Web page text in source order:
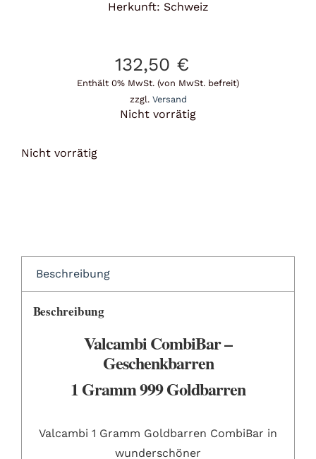
Herkunft: Schweiz
132,50 €
Enthält 0% MwSt. (von MwSt. befreit)
zzgl. Versand
Nicht vorrätig
Nicht vorrätig
Beschreibung
Beschreibung
Valcambi CombiBar –
Geschenkbarren
1 Gramm 999 Goldbarren
Valcambi 1 Gramm Goldbarren CombiBar in
wunderschöner